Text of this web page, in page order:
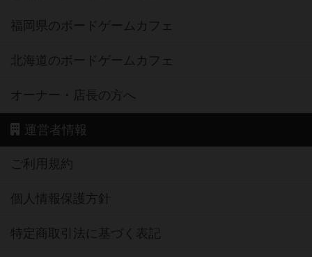
福岡県のボードゲームカフェ
北海道のボードゲームカフェ
オーナー・店長の方へ
運営者情報
ご利用規約
個人情報保護方針
特定商取引法に基づく表記